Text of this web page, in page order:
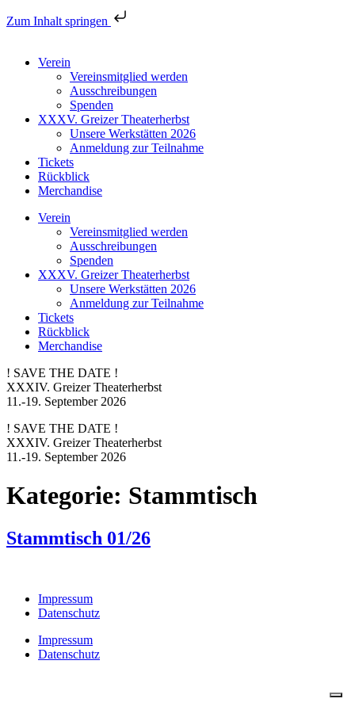
Zum Inhalt springen
Verein
Vereinsmitglied werden
Ausschreibungen
Spenden
XXXV. Greizer Theaterherbst
Unsere Werkstätten 2026
Anmeldung zur Teilnahme
Tickets
Rückblick
Merchandise
Verein
Vereinsmitglied werden
Ausschreibungen
Spenden
XXXV. Greizer Theaterherbst
Unsere Werkstätten 2026
Anmeldung zur Teilnahme
Tickets
Rückblick
Merchandise
! SAVE THE DATE !
XXXIV. Greizer Theaterherbst
11.-19. September 2026
! SAVE THE DATE !
XXXIV. Greizer Theaterherbst
11.-19. September 2026
Kategorie: Stammtisch
Stammtisch 01/26
Impressum
Datenschutz
Impressum
Datenschutz